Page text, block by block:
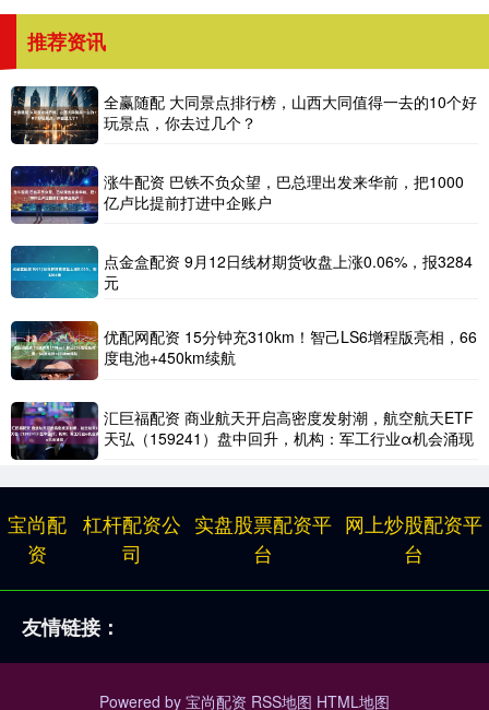
推荐资讯
全赢随配 大同景点排行榜，山西大同值得一去的10个好
玩景点，你去过几个？
涨牛配资 巴铁不负众望，巴总理出发来华前，把1000
亿卢比提前打进中企账户
点金盒配资 9月12日线材期货收盘上涨0.06%，报3284
元
优配网配资 15分钟充310km！智己LS6增程版亮相，66
度电池+450km续航
汇巨福配资 商业航天开启高密度发射潮，航空航天ETF
天弘（159241）盘中回升，机构：军工行业α机会涌现
宝尚配
资
杠杆配资公
司
实盘股票配资平
台
网上炒股配资平
台
友情链接：
Powered by 宝尚配资 RSS地图 HTML地图